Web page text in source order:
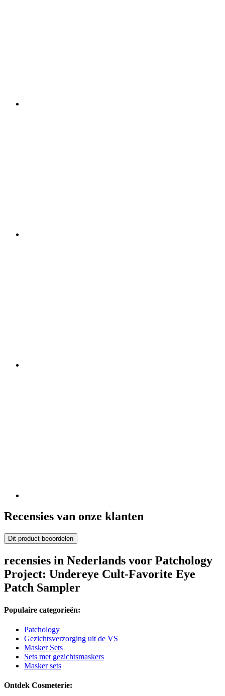
Recensies van onze klanten
Dit product beoordelen
recensies in Nederlands voor Patchology
Project: Undereye Cult-Favorite Eye
Patch Sampler
Populaire categorieën:
Patchology
Gezichtsverzorging uit de VS
Masker Sets
Sets met gezichtsmaskers
Masker sets
Ontdek Cosmeterie: